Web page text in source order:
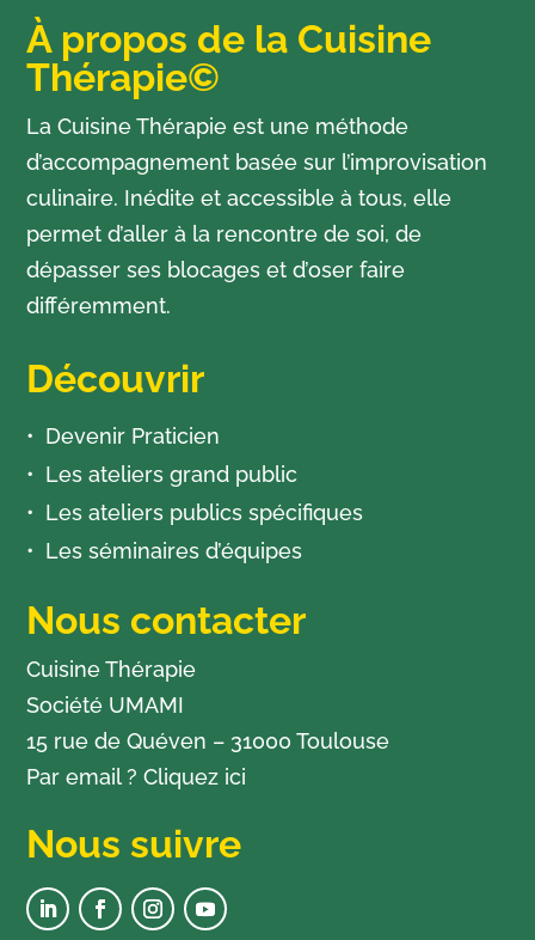
À propos de la Cuisine
Thérapie©
La Cuisine Thérapie est une méthode
d’accompagnement basée sur l’improvisation
culinaire. Inédite et accessible à tous, elle
permet d’aller à la rencontre de soi, de
dépasser ses blocages et d’oser faire
différemment.
Découvrir
Devenir Praticien
Les ateliers grand public
Les ateliers publics spécifiques
Les séminaires d’équipes
Nous contacter
Cuisine Thérapie
Société UMAMI
15 rue de Quéven – 31000 Toulouse
Par email ?Cliquez ici
Nous suivre